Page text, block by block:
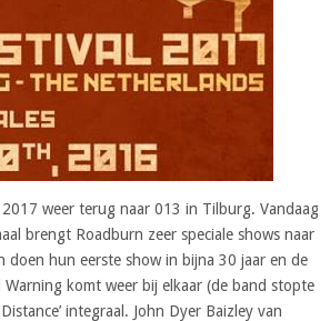
weer terug naar 013 in Tilburg. Vandaag
brengt Roadburn zeer speciale shows naar
doen hun eerste show in bijna 30 jaar en de
komt weer bij elkaar (de band stopte
integraal. John Dyer Baizley van